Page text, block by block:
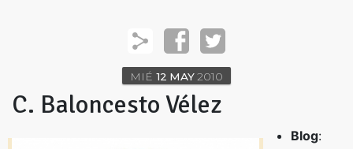
MIÉ 12 MAY2010
C. Baloncesto Vélez
Blog: